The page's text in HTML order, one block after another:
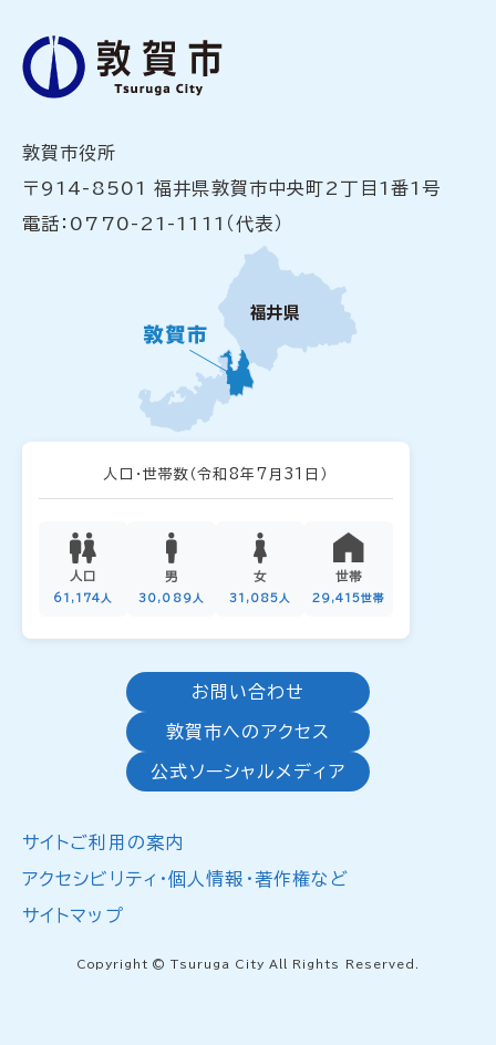
敦賀市役所
〒914-8501 福井県敦賀市中央町2丁目1番1号
電話：0770-21-1111（代表）
人口・世帯数 （令和8年7月31日）
人口
61,174人
男
30,089人
女
31,085人
世帯
29,415世帯
お問い合わせ
敦賀市へのアクセス
公式ソーシャルメディア
サイトご利用の案内
アクセシビリティ・個人情報・著作権など
サイトマップ
Copyright © Tsuruga City All Rights Reserved.